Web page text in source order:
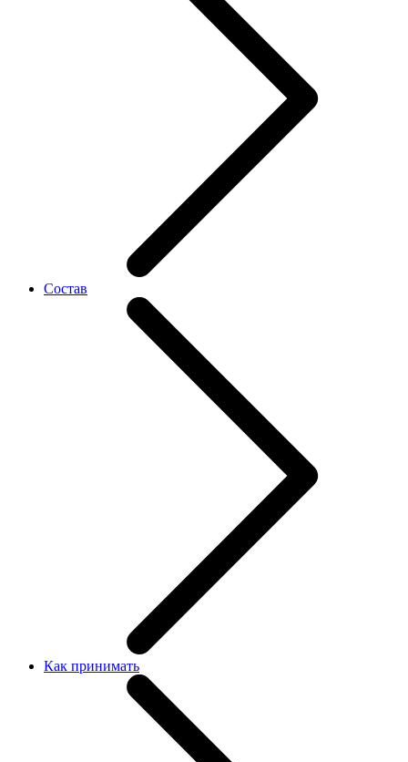
Состав
Как принимать